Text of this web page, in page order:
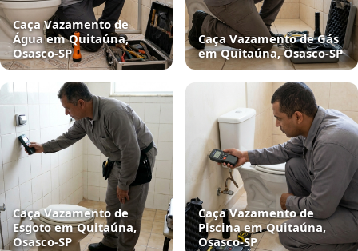
Caça Vazamento de
Água em Quitaúna,
Osasco‑SP
Caça Vazamento de Gás
em Quitaúna, Osasco‑SP
Caça Vazamento de
Esgoto em Quitaúna,
Osasco‑SP
Caça Vazamento de
Piscina em Quitaúna,
Osasco‑SP